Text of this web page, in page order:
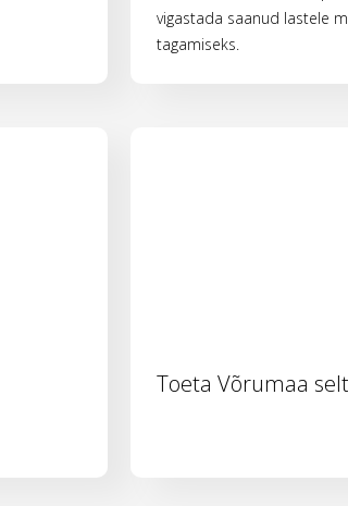
vigastada saanud lastele
tagamiseks.
Toeta Võrumaa